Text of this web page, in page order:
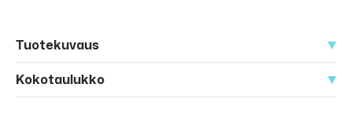
Tuotekuvaus
Kokotaulukko